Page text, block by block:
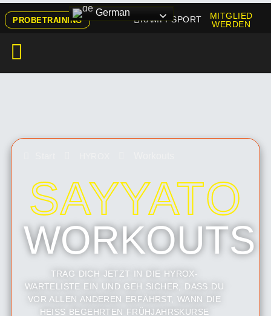
PROBETRAINING
German
KAMPFSPORT
MITGLIED
WERDEN
SAYYATO
WORKOUTS
TRAG DICH JETZT IN DIE HYROX-
WARTELISTE EIN UND GEH SICHER, DASS DU
VOR ALLEN ANDEREN ERFÄHRST, WANN DIE
HEISS BEGEHRTEN FRÜHJAHRSKURSE F